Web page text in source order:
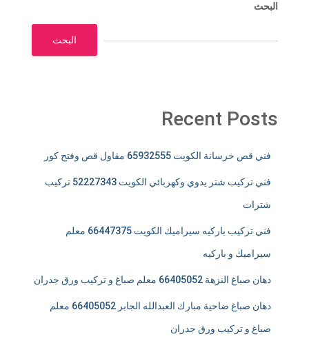
البحث
البحث
Recent Posts
فني قص خرسانة الكويت 65932555 مقاول قص وفتح كور
فني تركيب شتر يدوي وكهربائي الكويت 52227343 تركيب
شترات
فني تركيب باركيه سيراميك الكويت 66447375 معلم
سيراميك و باركيه
دهان صباغ النزهة 66405052 معلم صباغ و تركيب ورق جدران
دهان صباغ ضاحية مبارك العبدالله الجابر 66405052 معلم
صباغ و تركيب ورق جدران